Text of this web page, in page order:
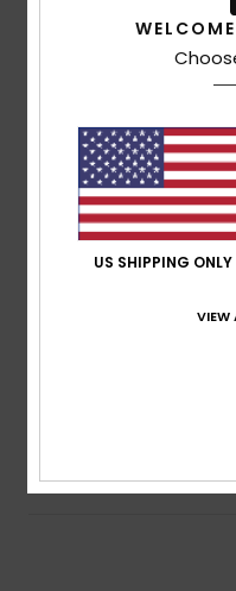
Mostra originale - Français
Comfort: 5/5 Rapporto
perfettaMateriale: 5/5
Consiglio questo
Consiglio questo
US SHIPPING ONLY
VIEW